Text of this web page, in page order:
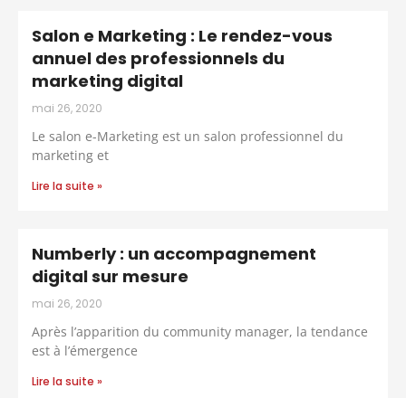
Salon e Marketing : Le rendez-vous
annuel des professionnels du
marketing digital
mai 26, 2020
Le salon e-Marketing est un salon professionnel du
marketing et
Lire la suite »
Numberly : un accompagnement
digital sur mesure
mai 26, 2020
Après l’apparition du community manager, la tendance
est à l’émergence
Lire la suite »